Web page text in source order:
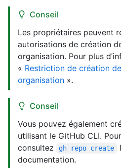
Conseil
Les propriétaires peuvent
autorisations de création
organisation. Pour plus
« Restriction de création
organisation ».
Conseil
Vous pouvez également
utilisant le GitHub CLI.
consultez
gh repo create
documentation.